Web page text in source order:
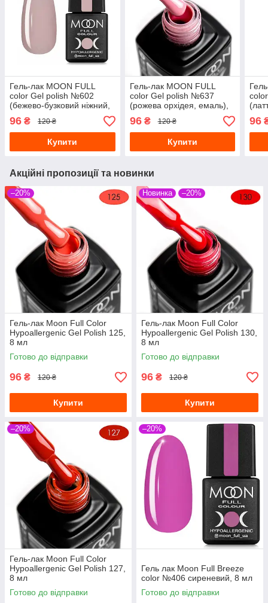
Гель-лак MOON FULL
color Gel polish №602
(бежево-бузковий ніжний,
емаль), 8 мл
96 ₴ 120 ₴
Купити
Гель-лак MOON FULL
color Gel polish №637
(рожева орхідея, емаль),
8 мл Гель-лак Full Moon
Осінь-Winter № 637
96₴ 120 ₴
Купити
96
Акційні пропозиції та новинки
–20%
Гель-лак Moon Full Сolor
Hypoallergenic Gel Рolish 125,
8 мл
Готово до відправки
96 ₴ 120 ₴
Купити
Новинка –20%
Гель-лак Moon Full Сolor
Hypoallergenic Gel Рolish 130,
8 мл
Готово до відправки
96 ₴ 120 ₴
Купити
–20%
Гель-лак Moon Full Сolor
Hypoallergenic Gel Рolish 127,
8 мл
Готово до відправки
–20%
Гель лак Moon Full Breeze
color №406 сиреневий, 8 мл
Готово до відправки